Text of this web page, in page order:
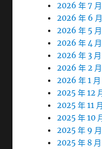
2026 年 7 月
2026 年 6 月
2026 年 5 月
2026 年 4 月
2026 年 3 月
2026 年 2 月
2026 年 1 月
2025 年 12
2025 年 11 月
2025 年 10
2025 年 9 月
2025 年 8 月